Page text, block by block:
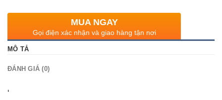
Chiếu sáng nhà ở, văn phòng, showroom, biệt thự, khu
thương mại, siêu thị,…MUA NGAY
Gọi điện xác nhận và giao hàng tận nơi
MÔ TẢ
ĐÁNH GIÁ (0)
‘